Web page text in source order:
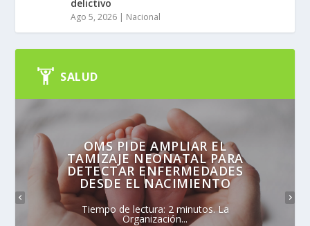
delictivo
Ago 5, 2026 | Nacional
SALUD
OMS PIDE AMPLIAR EL
TAMIZAJE NEONATAL PARA
DETECTAR ENFERMEDADES
DESDE EL NACIMIENTO
Tiempo de lectura: 2 minutos. La
Organización...